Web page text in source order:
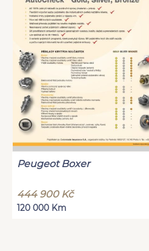
Peugeot Boxer
444 900 Kč
120 000 Km